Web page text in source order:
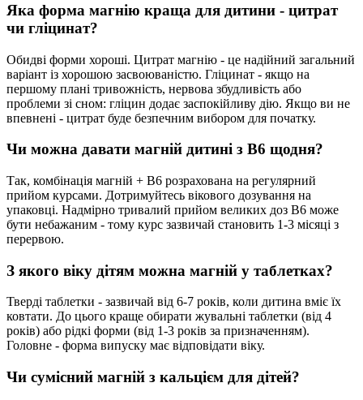
Яка форма магнію краща для дитини - цитрат
чи гліцинат?
Обидві форми хороші. Цитрат магнію - це надійний загальний
варіант із хорошою засвоюваністю. Гліцинат - якщо на
першому плані тривожність, нервова збудливість або
проблеми зі сном: гліцин додає заспокійливу дію. Якщо ви не
впевнені - цитрат буде безпечним вибором для початку.
Чи можна давати магній дитині з B6 щодня?
Так, комбінація магній + B6 розрахована на регулярний
прийом курсами. Дотримуйтесь вікового дозування на
упаковці. Надмірно тривалий прийом великих доз B6 може
бути небажаним - тому курс зазвичай становить 1-3 місяці з
перервою.
З якого віку дітям можна магній у таблетках?
Тверді таблетки - зазвичай від 6-7 років, коли дитина вміє їх
ковтати. До цього краще обирати жувальні таблетки (від 4
років) або рідкі форми (від 1-3 років за призначенням).
Головне - форма випуску має відповідати віку.
Чи сумісний магній з кальцієм для дітей?